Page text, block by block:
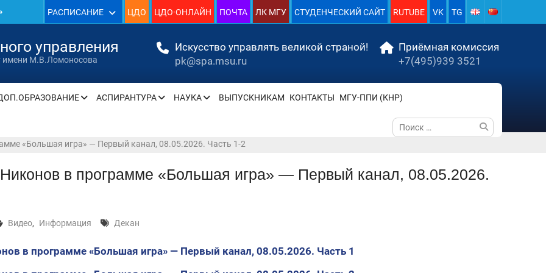
—
—
РАСПИСАНИЕ ЦДО ЦДО·ОНЛАЙН ПОЧТА ЛК МГУ СТУДЕНЧЕСКИЙ САЙТ RUTUBE VK TG
управления
имени М.В.Ломоносова
Искусство управлять великой страной!
pk@spa.msu.ru
Приёмная комиссия
+7(495)939 3521
АСПИРАНТУРА НАУКА ВЫПУСКНИКАМ КОНТАКТЫ МГУ-ППИ (КНР)
Поиск
по:
«Большая игра» — Первый канал, 08.05.2026. Часть 1-2
в программе «Большая игра» — Первый канал, 08.05.2026.
Видео, Информация Декан
в программе «Большая игра» — Первый канал, 08.05.2026. Часть 1